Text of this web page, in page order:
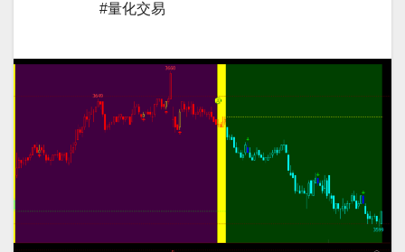
#量化交易